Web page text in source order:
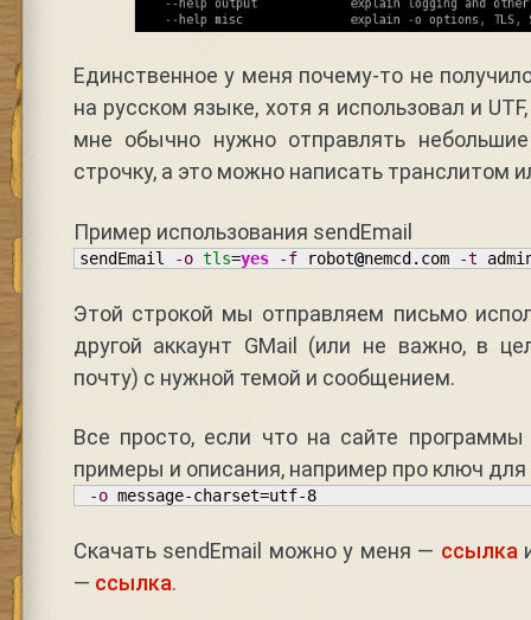
Единственное у меня почему-то не
на русском языке, хотя я использовал и
мне обычно нужно отправлять
строчку, а это можно написать транслитом
Пример использования sendEmail
sendEmail -o tls=yes -f robot@nemcd.com -t
Этой строкой мы отправляем письмо
другой аккаунт GMail (или не важно, в
почту) с нужной темой и сообщением.
Все просто, если что на сайте
примеры и описания, например про ключ для
-o message-charset=utf-8
Скачать sendEmail можно у меня — ссылка
— ссылка.